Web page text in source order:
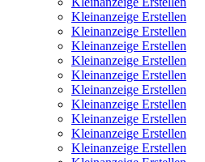
Kleinanzeige Erstellen
Kleinanzeige Erstellen
Kleinanzeige Erstellen
Kleinanzeige Erstellen
Kleinanzeige Erstellen
Kleinanzeige Erstellen
Kleinanzeige Erstellen
Kleinanzeige Erstellen
Kleinanzeige Erstellen
Kleinanzeige Erstellen